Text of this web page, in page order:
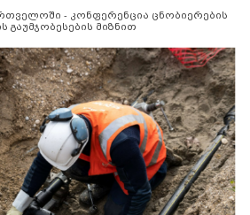
- კონფერენცია ცნობიერების
გაუმჯობესების მიზნით